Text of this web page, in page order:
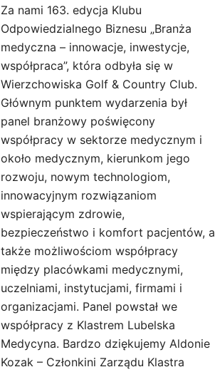
Za nami 163. edycja Klubu
Odpowiedzialnego Biznesu „Branża
medyczna – innowacje, inwestycje,
współpraca”, która odbyła się w
Wierzchowiska Golf & Country Club.
Głównym punktem wydarzenia był
panel branżowy poświęcony
współpracy w sektorze medycznym i
około medycznym, kierunkom jego
rozwoju, nowym technologiom,
innowacyjnym rozwiązaniom
wspierającym zdrowie,
bezpieczeństwo i komfort pacjentów, a
także możliwościom współpracy
między placówkami medycznymi,
uczelniami, instytucjami, firmami i
organizacjami. Panel powstał we
współpracy z Klastrem Lubelska
Medycyna. Bardzo dziękujemy Aldonie
Kozak – Członkini Zarządu Klastra